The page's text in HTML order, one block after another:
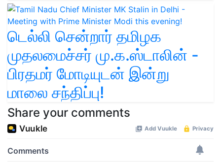
டெல்லி சென்றார் தமிழக
முதலமைச்சர் மு.க.ஸ்டாலின் -
பிரதமர் மோடியுடன் இன்று
மாலை சந்திப்பு!
Share your comments